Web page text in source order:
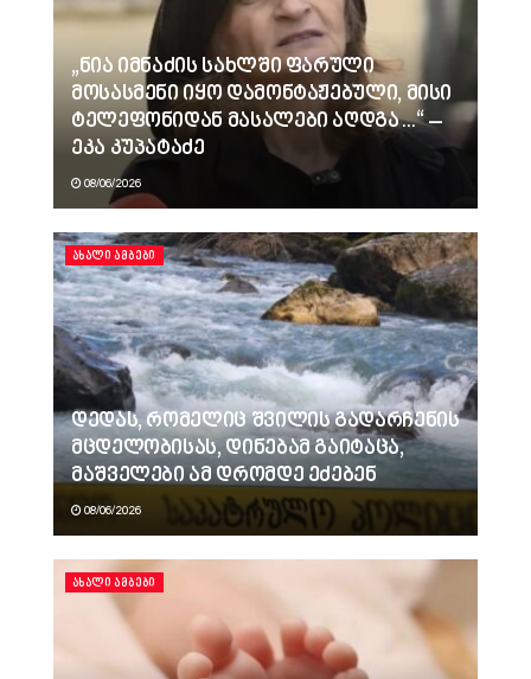
„ნია იმნაძის სახლში ფარული
მოსასმენი იყო დამონტაჟებული, მისი
ტელეფონიდან მასალები აღდგა…“ –
ეკა კუპატაძე
08/06/2026
ᲐᲮᲐᲚᲘ ᲐᲛᲑᲔᲑᲘ
დედას, რომელიც შვილის გადარჩენის
მცდელობისას, დინებამ გაიტაცა,
მაშველები ამ დრომდე ეძებენ
08/06/2026
ᲐᲮᲐᲚᲘ ᲐᲛᲑᲔᲑᲘ